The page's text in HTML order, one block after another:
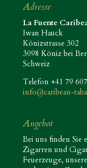
Adresse
La Fuente
Iwan Hauck
Könizstrasse 302
3098 Köniz bei
Schweiz
Telefon +41 79
info@caribean-
Angebot
Bei uns finden Sie
Zigarren und
Feuerzeuge,